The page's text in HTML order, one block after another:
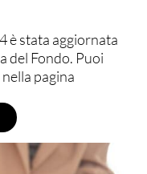
è stata aggiornata
del Fondo. Puoi
pagina